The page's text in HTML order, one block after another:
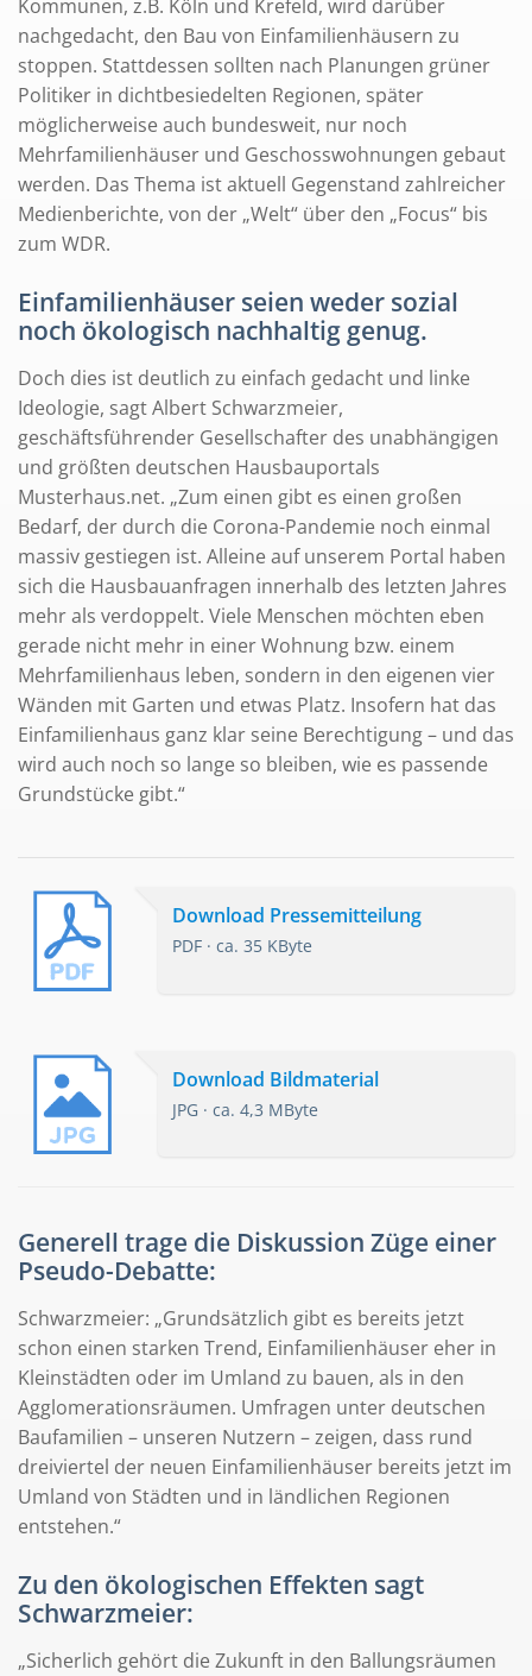
Kommunen, z.B. Köln und Krefeld, wird darüber
nachgedacht, den Bau von Einfamilienhäusern zu
stoppen. Stattdessen sollten nach Planungen grüner
Politiker in dichtbesiedelten Regionen, später
möglicherweise auch bundesweit, nur noch
Mehrfamilienhäuser und Geschosswohnungen gebaut
werden. Das Thema ist aktuell Gegenstand zahlreicher
Medienberichte, von der „Welt“ über den „Focus“ bis
zum WDR.
Einfamilienhäuser seien weder sozial
noch ökologisch nachhaltig genug.
Doch dies ist deutlich zu einfach gedacht und linke
Ideologie, sagt Albert Schwarzmeier,
geschäftsführender Gesellschafter des unabhängigen
und größten deutschen Hausbauportals
Musterhaus.net. „Zum einen gibt es einen großen
Bedarf, der durch die Corona-Pandemie noch einmal
massiv gestiegen ist. Alleine auf unserem Portal haben
sich die Hausbauanfragen innerhalb des letzten Jahres
mehr als verdoppelt. Viele Menschen möchten eben
gerade nicht mehr in einer Wohnung bzw. einem
Mehrfamilienhaus leben, sondern in den eigenen vier
Wänden mit Garten und etwas Platz. Insofern hat das
Einfamilienhaus ganz klar seine Berechtigung – und das
wird auch noch so lange so bleiben, wie es passende
Grundstücke gibt.“
Download Pressemitteilung
PDF · ca. 35 KByte
Download Bildmaterial
JPG · ca. 4,3 MByte
Generell trage die Diskussion Züge einer
Pseudo-Debatte:
Schwarzmeier: „Grundsätzlich gibt es bereits jetzt
schon einen starken Trend, Einfamilienhäuser eher in
Kleinstädten oder im Umland zu bauen, als in den
Agglomerationsräumen. Umfragen unter deutschen
Baufamilien – unseren Nutzern – zeigen, dass rund
dreiviertel der neuen Einfamilienhäuser bereits jetzt im
Umland von Städten und in ländlichen Regionen
entstehen.“
Zu den ökologischen Effekten sagt
Schwarzmeier:
„Sicherlich gehört die Zukunft in den Ballungsräumen